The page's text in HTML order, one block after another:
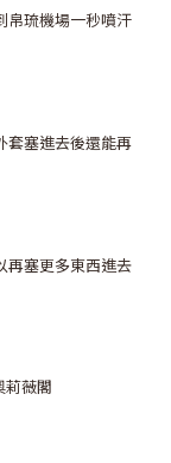
帛琉機場一秒噴汗
套塞進去後還能再
再塞更多東西進去